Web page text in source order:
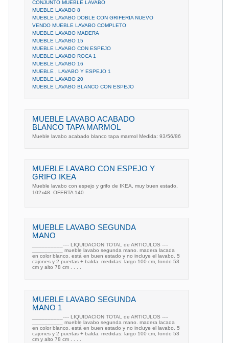
CONJUNTO MUEBLE LAVABO
MUEBLE LAVABO 8
MUEBLE LAVABO DOBLE CON GRIFERIA NUEVO
VENDO MUEBLE LAVABO COMPLETO
MUEBLE LAVABO MADERA
MUEBLE LAVABO 15
MUEBLE LAVABO CON ESPEJO
MUEBLE LAVABO ROCA 1
MUEBLE LAVABO 16
MUEBLE , LAVABO Y ESPEJO 1
MUEBLE LAVABO 20
MUEBLE LAVABO BLANCO CON ESPEJO
MUEBLE LAVABO ACABADO
BLANCO TAPA MARMOL
Mueble lavabo acabado blanco tapa marmol Medida: 93/56/86
MUEBLE LAVABO CON ESPEJO Y
GRIFO IKEA
Mueble lavabo con espejo y grifo de IKEA, muy buen estado.
102x48. OFERTA 140
MUEBLE LAVABO SEGUNDA
MANO
__________---- LIQUIDACION TOTAL de ARTICULOS ----
__________ mueble lavabo segunda mano. madera lacada
en color blanco. está en buen estado y no incluye el lavabo. 5
cajones y 2 puertas + balda. medidas: largo 100 cm, fondo 53
cm y alto 78 cm . . . .
MUEBLE LAVABO SEGUNDA
MANO 1
__________---- LIQUIDACION TOTAL de ARTICULOS ----
__________ mueble lavabo segunda mano. madera lacada
en color blanco. está en buen estado y no incluye el lavabo. 5
cajones y 2 puertas + balda. medidas: largo 100 cm, fondo 53
cm y alto 78 cm . . . .